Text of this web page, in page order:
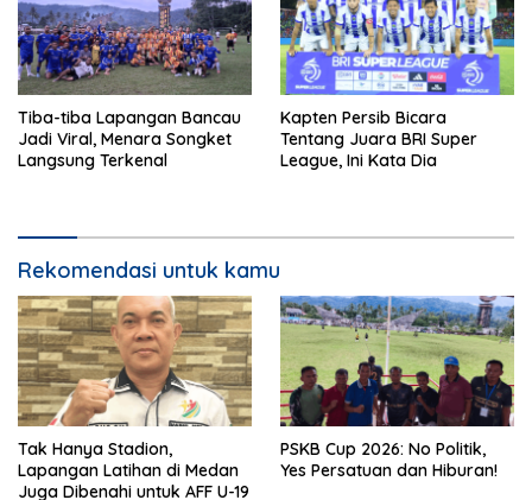
Tiba-tiba Lapangan Bancau
Jadi Viral, Menara Songket
Langsung Terkenal
Kapten Persib Bicara
Tentang Juara BRI Super
League, Ini Kata Dia
Rekomendasi untuk kamu
Tak Hanya Stadion,
Lapangan Latihan di Medan
Juga Dibenahi untuk AFF U-19
PSKB Cup 2026: No Politik,
Yes Persatuan dan Hiburan!